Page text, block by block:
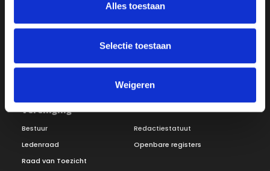
Alles toestaan
Selectie toestaan
Weigeren
Onze missie
Inloggen
Steunbetuigingen
Vacatures
Vereniging
Bestuur
Ledenraad
Raad van Toezicht
Redactiestatuut
Openbare registers